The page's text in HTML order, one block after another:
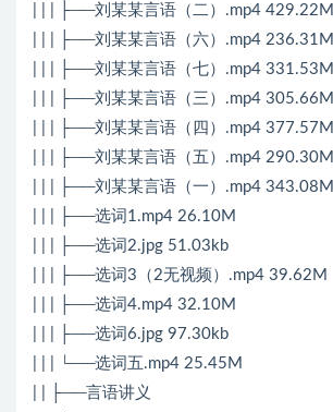
| | | ├──刘某某言语（二）.mp4 429.22M
| | | ├──刘某某言语（六）.mp4 236.31M
| | | ├──刘某某言语（七）.mp4 331.53M
| | | ├──刘某某言语（三）.mp4 305.66M
| | | ├──刘某某言语（四）.mp4 377.57M
| | | ├──刘某某言语（五）.mp4 290.30M
| | | ├──刘某某言语（一）.mp4 343.08M
| | | ├──选词1.mp4 26.10M
| | | ├──选词2.jpg 51.03kb
| | | ├──选词3（2无视频）.mp4 39.62M
| | | ├──选词4.mp4 32.10M
| | | ├──选词6.jpg 97.30kb
| | | └──选词五.mp4 25.45M
| | ├──言语讲义